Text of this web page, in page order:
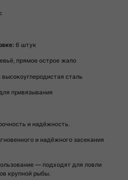
6 штук
прямое острое жало
высокоуглеродистая сталь
привязывания
и надёжность.
и надёжного засекания
— подходят для ловли
крупной рыбы.